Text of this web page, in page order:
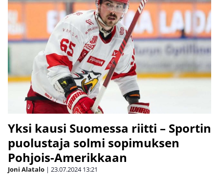
Yksi kausi Suomessa riitti – Sportin
puolustaja solmi sopimuksen
Pohjois-Amerikkaan
Joni Alatalo | 23.07.2024 13:21